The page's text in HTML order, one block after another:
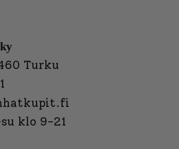
Turku
klo 9-21